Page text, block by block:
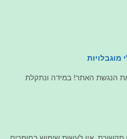
הנגשת האתר! במידה ונתקלת